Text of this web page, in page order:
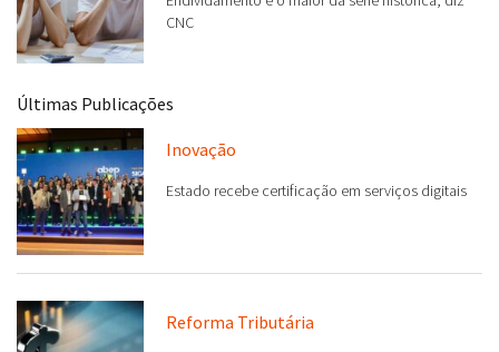
CNC
Últimas Publicações
Inovação
Estado recebe certificação em serviços digitais
Reforma Tributária